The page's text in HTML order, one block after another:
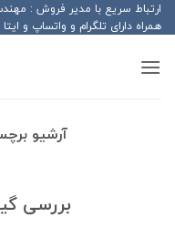
Skip
to
content
همراه دارای تلگرام و واتساپ و
آرشیو
بررسی